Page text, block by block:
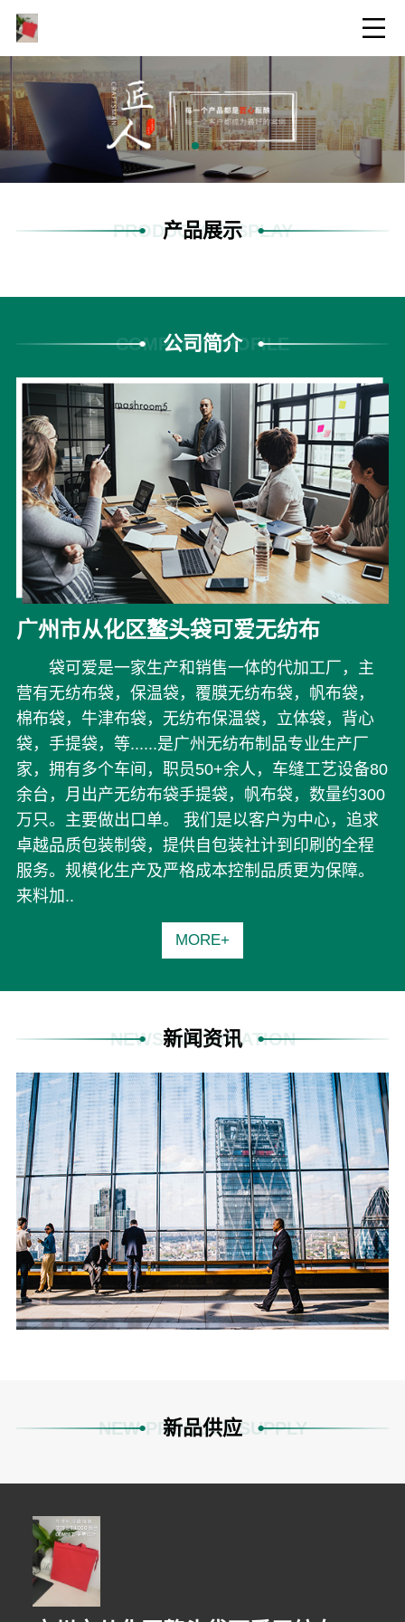
产品展示
PRODUCTS DISPLAY
公司简介
COMPANY PROFILE
广州市从化区鳌头袋可爱无纺布
袋可爱是一家生产和销售一体的代加工厂，主
营有无纺布袋，保温袋，覆膜无纺布袋，帆布袋，
棉布袋，牛津布袋，无纺布保温袋，立体袋，背心
袋，手提袋，等......是广州无纺布制品专业生产厂
家，拥有多个车间，职员50+余人，车缝工艺设备80
余台，月出产无纺布袋手提袋，帆布袋，数量约300
万只。主要做出口单。 我们是以客户为中心，追求
卓越品质包装制袋，提供自包装社计到印刷的全程
服务。规模化生产及严格成本控制品质更为保障。
来料加..
MORE+
新闻资讯
NEWS INFORMATION
新品供应
NEW PRODUCT SUPPLY
1分钟前 田女士 正在咨询